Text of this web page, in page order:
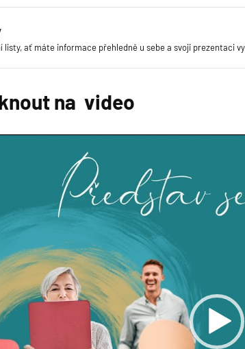
listy, ať máte informace přehledně u sebe a svoji prezentaci
na video